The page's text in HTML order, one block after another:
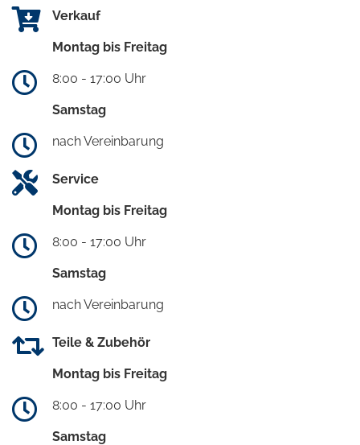
Verkauf
Montag bis Freitag
8:00 - 17:00 Uhr
Samstag
nach Vereinbarung
Service
Montag bis Freitag
8:00 - 17:00 Uhr
Samstag
nach Vereinbarung
Teile & Zubehör
Montag bis Freitag
8:00 - 17:00 Uhr
Samstag